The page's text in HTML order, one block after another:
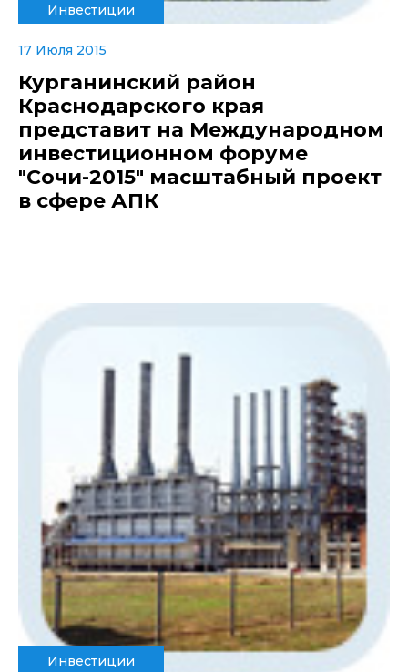
Инвестиции
17 Июля 2015
Курганинский район
Краснодарского края
представит на Международном
инвестиционном форуме
"Сочи-2015" масштабный проект
в сфере АПК
Инвестиции